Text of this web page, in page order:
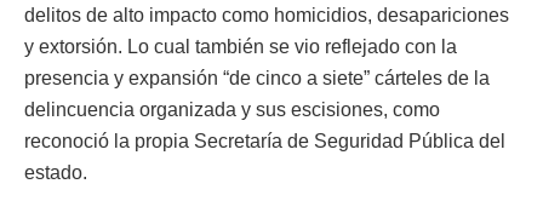
delitos de alto impacto como homicidios, desapariciones
y extorsión. Lo cual también se vio reflejado con la
presencia y expansión “de cinco a siete” cárteles de la
delincuencia organizada y sus escisiones, como
reconoció la propia Secretaría de Seguridad Pública del
estado.